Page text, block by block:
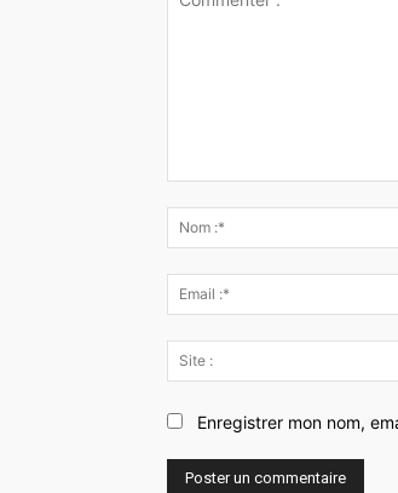
Enregistrer mon nom,